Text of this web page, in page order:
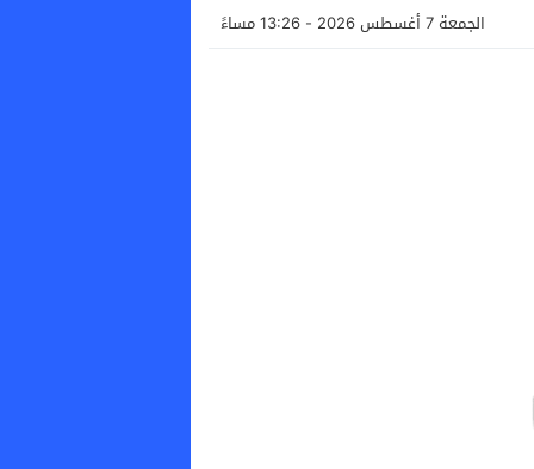
الجمعة 7 أغسطس 2026 - 13:26 مساءً